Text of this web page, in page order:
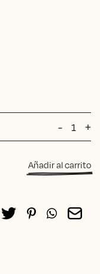
-
Tapiz
cabeza
Rosa
+
Añadir al carrito